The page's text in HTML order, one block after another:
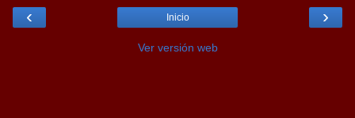
‹ ›
Inicio
Ver versión web